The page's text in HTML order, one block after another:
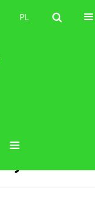
PL PL
EN